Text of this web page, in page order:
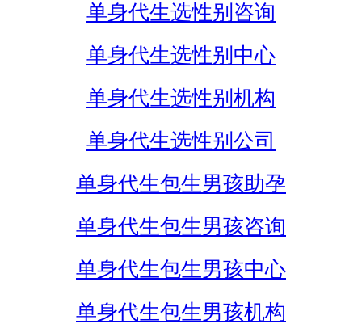
单身代生选性别咨询
单身代生选性别中心
单身代生选性别机构
单身代生选性别公司
单身代生包生男孩助孕
单身代生包生男孩咨询
单身代生包生男孩中心
单身代生包生男孩机构